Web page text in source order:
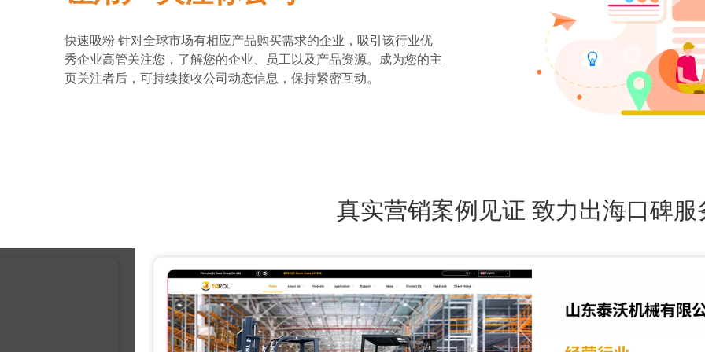
快速吸粉 针对全球市场有相应产品购买需求的企业，吸引该行业优
秀企业高管关注您，了解您的企业、员工以及产品资源。成为您的主
页关注者后，可持续接收公司动态信息，保持紧密互动。
真实营销案例见证 致力出海口碑服